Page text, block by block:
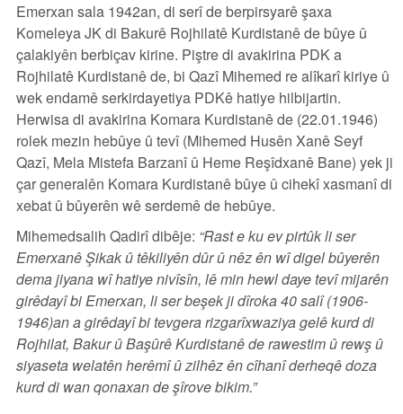
Emerxan sala 1942an, di serî de berpirsyarê şaxa
Komeleya JK di Bakurê Rojhilatê Kurdistanê de bûye û
çalakiyên berbiçav kirine. Piştre di avakirina PDK a
Rojhilatê Kurdistanê de, bi Qazî Mihemed re alîkarî kiriye û
wek endamê serkirdayetiya PDKê hatiye hilbijartin.
Herwisa di avakirina Komara Kurdistanê de (22.01.1946)
rolek mezin hebûye û tevî (Mihemed Husên Xanê Seyf
Qazî, Mela Mistefa Barzanî û Heme Reşîdxanê Bane) yek ji
çar generalên Komara Kurdistanê bûye û cihekî xasmanî di
xebat û bûyerên wê serdemê de hebûye.
Mihemedsalih Qadirî dibêje: “Rast e ku ev pirtûk li ser
Emerxanê Şikak û têkiliyên dûr û nêz ên wî digel bûyerên
dema jiyana wî hatiye nivîsîn, lê min hewl daye tevî mijarên
girêdayî bi Emerxan, li ser beşek ji dîroka 40 salî (1906-
1946)an a girêdayî bi tevgera rizgarîxwaziya gelê kurd di
Rojhilat, Bakur û Başûrê Kurdistanê de rawestim û rewş û
siyaseta welatên herêmî û zilhêz ên cîhanî derheqê doza
kurd di wan qonaxan de şîrove bikim.”